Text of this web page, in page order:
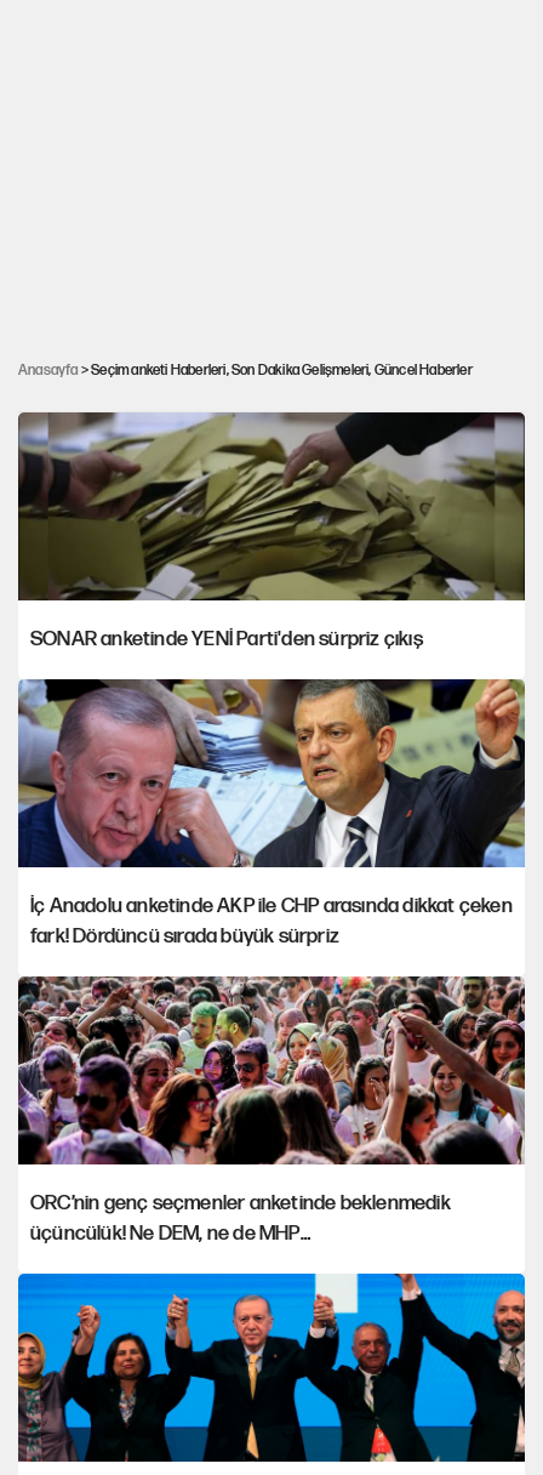
Anasayfa > Seçim anketi Haberleri, Son Dakika Gelişmeleri, Güncel Haberler
Bütün adayların gerisinde kaldı
SONAR anketinde YENİ Parti'den sürpriz çıkış
İç Anadolu anketinde AKP ile CHP arasında dikkat çeken
fark! Dördüncü sırada büyük sürpriz
ORC’nin genç seçmenler anketinde beklenmedik
üçüncülük! Ne DEM, ne de MHP…